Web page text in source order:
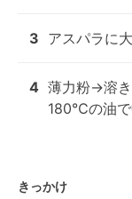
3 アスパラに
4 薄力粉→溶き
180℃の油で
きっかけ